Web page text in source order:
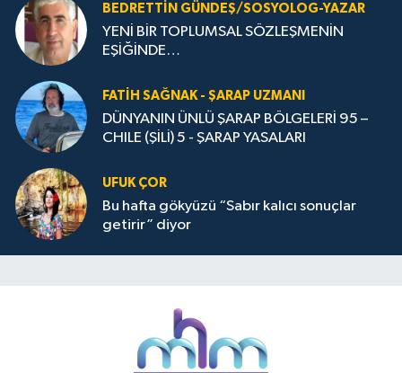
BEDRETTIN GÜNDEŞ/SOSYOLOG-YAZAR
YENİ BİR TOPLUMSAL SÖZLEŞMENİN
EŞİĞİNDE…
FATIH SAĞNAK - ŞARAP UZMANI
DÜNYANIN ÜNLÜ ŞARAP BÖLGELERİ 95 –
CHILE (ŞİLİ) 5 - ŞARAP YASALARI
UFUK ÇOR
Bu hafta gökyüzü “Sabır kalıcı sonuçlar
getirir” diyor